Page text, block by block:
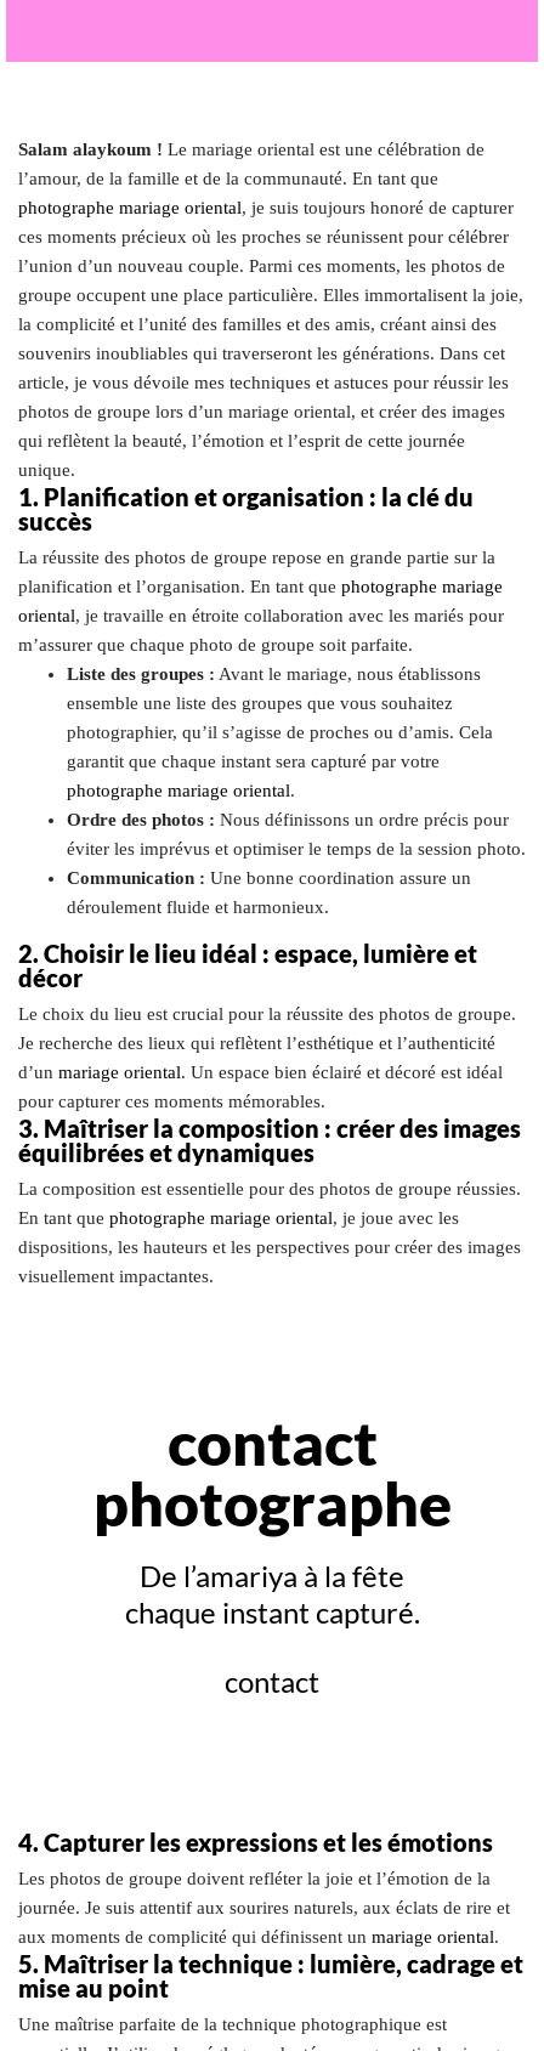
Salam alaykoum ! Le mariage oriental est une célébration de
l’amour, de la famille et de la communauté. En tant que
photographe mariage oriental, je suis toujours honoré de capturer
ces moments précieux où les proches se réunissent pour célébrer
l’union d’un nouveau couple. Parmi ces moments, les photos de
groupe occupent une place particulière. Elles immortalisent la joie,
la complicité et l’unité des familles et des amis, créant ainsi des
souvenirs inoubliables qui traverseront les générations. Dans cet
article, je vous dévoile mes techniques et astuces pour réussir les
photos de groupe lors d’un mariage oriental, et créer des images
qui reflètent la beauté, l’émotion et l’esprit de cette journée
unique.
1. Planification et organisation : la clé du
succès
La réussite des photos de groupe repose en grande partie sur la
planification et l’organisation. En tant que photographe mariage
oriental, je travaille en étroite collaboration avec les mariés pour
m’assurer que chaque photo de groupe soit parfaite.
Liste des groupes : Avant le mariage, nous établissons
ensemble une liste des groupes que vous souhaitez
photographier, qu’il s’agisse de proches ou d’amis. Cela
garantit que chaque instant sera capturé par votre
photographe mariage oriental.
Ordre des photos : Nous définissons un ordre précis pour
éviter les imprévus et optimiser le temps de la session photo.
Communication : Une bonne coordination assure un
déroulement fluide et harmonieux.
2. Choisir le lieu idéal : espace, lumière et
décor
Le choix du lieu est crucial pour la réussite des photos de groupe.
Je recherche des lieux qui reflètent l’esthétique et l’authenticité
d’un mariage oriental. Un espace bien éclairé et décoré est idéal
pour capturer ces moments mémorables.
3. Maîtriser la composition : créer des images
équilibrées et dynamiques
La composition est essentielle pour des photos de groupe réussies.
En tant que photographe mariage oriental, je joue avec les
dispositions, les hauteurs et les perspectives pour créer des images
visuellement impactantes.
contact
photographe
De l’amariya à la fête
chaque instant capturé.
contact
4. Capturer les expressions et les émotions
Les photos de groupe doivent refléter la joie et l’émotion de la
journée. Je suis attentif aux sourires naturels, aux éclats de rire et
aux moments de complicité qui définissent un mariage oriental.
5. Maîtriser la technique : lumière, cadrage et
mise au point
Une maîtrise parfaite de la technique photographique est